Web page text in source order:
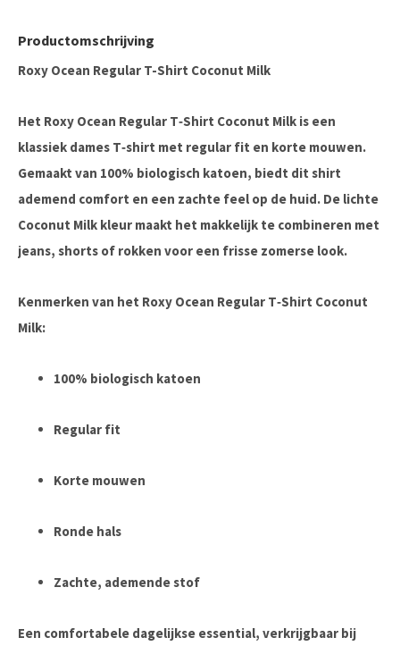
Productomschrijving
Roxy Ocean Regular T-Shirt Coconut Milk
Het Roxy Ocean Regular T‑Shirt Coconut Milk is een
klassiek dames T‑shirt met regular fit en korte mouwen.
Gemaakt van 100% biologisch katoen, biedt dit shirt
ademend comfort en een zachte feel op de huid. De lichte
Coconut Milk kleur maakt het makkelijk te combineren met
jeans, shorts of rokken voor een frisse zomerse look.
Kenmerken van het Roxy Ocean Regular T‑Shirt Coconut
Milk:
100% biologisch katoen
Regular fit
Korte mouwen
Ronde hals
Zachte, ademende stof
Een comfortabele dagelijkse essential, verkrijgbaar bij